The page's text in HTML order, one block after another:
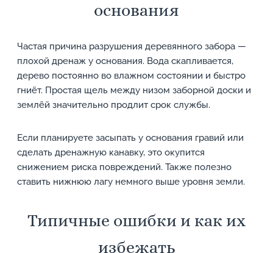
основания
Частая причина разрушения деревянного забора —
плохой дренаж у основания. Вода скапливается,
дерево постоянно во влажном состоянии и быстро
гниёт. Простая щель между низом заборной доски и
землёй значительно продлит срок службы.
Если планируете засыпать у основания гравий или
сделать дренажную канавку, это окупится
снижением риска повреждений. Также полезно
ставить нижнюю лагу немного выше уровня земли.
Типичные ошибки и как их
избежать